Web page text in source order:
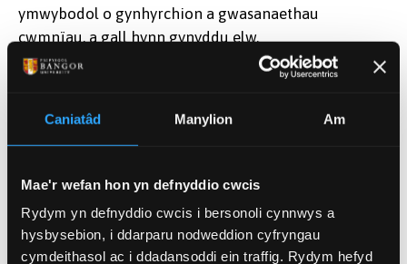
Caniatâd Manylion Am
Mae'r wefan hon yn defnyddio cwcis
Rydym yn defnyddio cwcis i bersonoli cynnwys a
hysbysebion, i ddarparu nodweddion cyfryngau
cymdeithasol ac i ddadansoddi ein traffig. Rydym hefyd
ymwybodol o gynhyrchion a gwasanaethau
cwmnïau, a gall hynn gynyddu elw.
Cynnig Cynnyrch neu Wasanaethau Newydd
Dywedir yn aml mai'r unig gysonyn yw newid. I
gwmnïau, mae hyn yn golygu meddwl yn barhaus am
presennol a’u darpar gwsmeriaid. Mae hefyd yn
golygu meddwl am y ffordd orau y gall y cwmni greu
cynhyrchion neu wasanaethau sy'n diwallu'r